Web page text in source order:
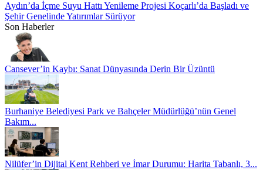
Aydın’da İçme Suyu Hattı Yenileme Projesi Koçarlı’da Başladı ve
Şehir Genelinde Yatırımlar Sürüyor
Son Haberler
Cansever’in Kaybı: Sanat Dünyasında Derin Bir Üzüntü
Burhaniye Belediyesi Park ve Bahçeler Müdürlüğü’nün Genel
Bakım...
Nilüfer’in Dijital Kent Rehberi ve İmar Durumu: Harita Tabanlı, 3...